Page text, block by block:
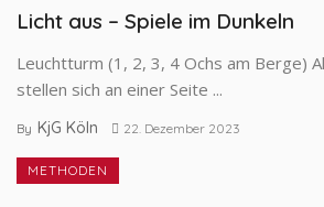
Licht aus – Spiele im Dunkeln
Leuchtturm (1, 2, 3, 4 Ochs am Berge)
stellen sich an einer Seite ...
By KjG Köln 22. Dezember 2023
METHODEN